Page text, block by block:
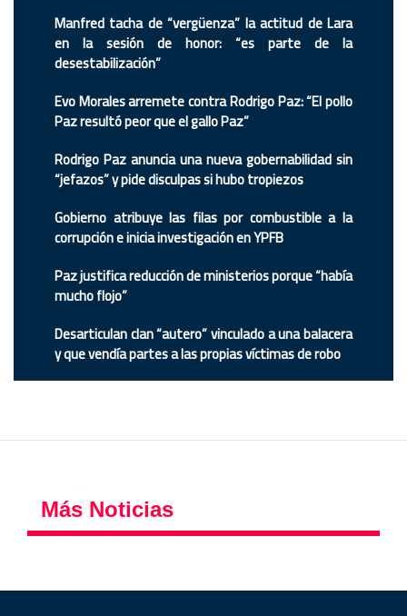
Manfred tacha de “vergüenza” la actitud de Lara
en la sesión de honor: “es parte de la
desestabilización”
Evo Morales arremete contra Rodrigo Paz: “El pollo
Paz resultó peor que el gallo Paz”
Rodrigo Paz anuncia una nueva gobernabilidad sin
“jefazos” y pide disculpas si hubo tropiezos
Gobierno atribuye las filas por combustible a la
corrupción e inicia investigación en YPFB
Paz justifica reducción de ministerios porque “había
mucho flojo”
Desarticulan clan “autero” vinculado a una balacera
y que vendía partes a las propias víctimas de robo
Más Noticias